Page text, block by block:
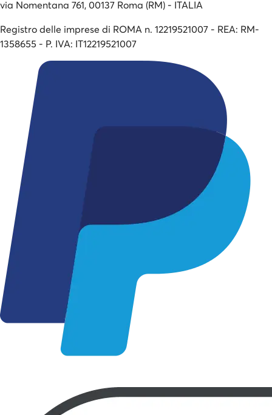
via Nomentana 761, 00137 Roma (RM) - ITALIA
Registro delle imprese di ROMA n. 12219521007 - REA: RM-
1358655 - P. IVA: IT12219521007